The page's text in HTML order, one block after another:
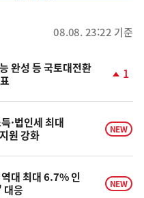
08.08. 23:22 기준
완성 등 국토대전환
계
승
1
·법인세 최대
원 강화
NEW
대 최대 6.7% 인
응
NEW